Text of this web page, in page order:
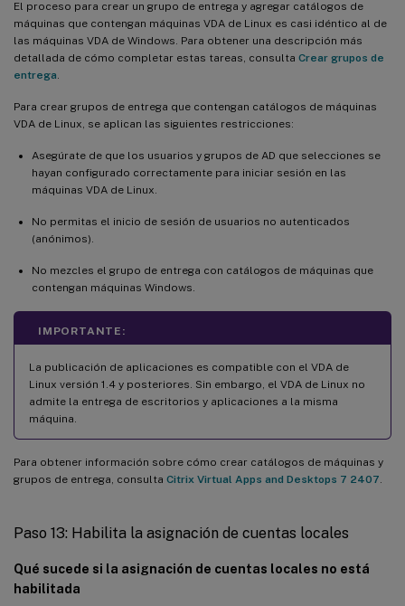
El proceso para crear un grupo de entrega y agregar catálogos de
máquinas que contengan máquinas VDA de Linux es casi idéntico al de
las máquinas VDA de Windows. Para obtener una descripción más
detallada de cómo completar estas tareas, consulta Crear grupos de
entrega
Para crear grupos de entrega que contengan catálogos de máquinas
VDA de Linux, se aplican las siguientes restricciones:
Asegúrate de que los usuarios y grupos de AD que selecciones se
hayan configurado correctamente para iniciar sesión en las
máquinas VDA de Linux.
No permitas el inicio de sesión de usuarios no autenticados
(anónimos).
No mezcles el grupo de entrega con catálogos de máquinas que
contengan máquinas Windows.
IMPORTANTE:
La publicación de aplicaciones es compatible con el VDA de
Linux versión 1.4 y posteriores. Sin embargo, el VDA de Linux no
admite la entrega de escritorios y aplicaciones a la misma
máquina.
Para obtener información sobre cómo crear catálogos de máquinas y
grupos de entrega, consulta Citrix Virtual Apps and Desktops 7 2407
Paso 13: Habilita la asignación de cuentas locales
Qué sucede si la asignación de cuentas locales no está
habilitada